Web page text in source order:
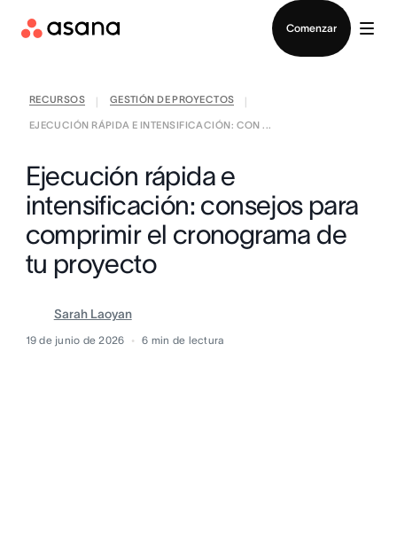
Comenzar
RECURSOS GESTIÓN DE PROYECTOS
EJECUCIÓN RÁPIDA E INTENSIFICACIÓN: CON ...
Ejecución rápida e
intensificación: consejos para
comprimir el cronograma de
tu proyecto
Sarah Laoyan
19 de junio de 2026 6 min de lectura